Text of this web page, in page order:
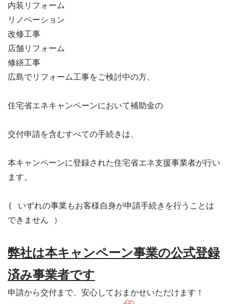
内装リフォーム
リノベーション
改修工事
店舗リフォーム
修繕工事
広島でリフォーム工事をご検討中の方、
住宅省エネキャンペーンにおいて補助金の
交付申請を含むすべての手続きは、
本キャンペーンに登録された住宅省エネ支援事業者が行い
ます。
( いずれの事業もお客様自身が申請手続きを行うことは
できません ）
弊社は本キャンペーン事業の公式登録
済み事業者です
申請から交付まで、安心しておまかせいただけます！